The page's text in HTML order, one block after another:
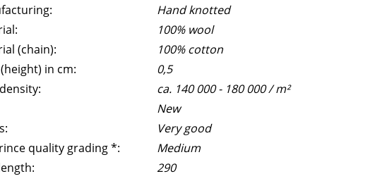
Hand knotted
100% wool
(chain):
100% cotton
in cm:
0,5
ca. 140 000 - 180 000 / m²
New
Very good
quality grading *:
Medium
290